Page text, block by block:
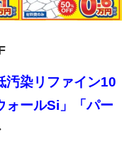
汚染リファイン10
ォールSi」「パー